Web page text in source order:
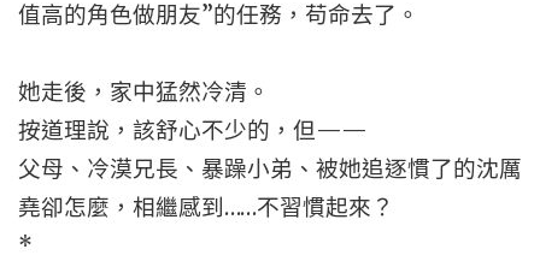
值高的角色做朋友”的任務，苟命去了。
她走後，家中猛然冷清。
按道理說，該舒心不少的，但——
父母、冷漠兄長、暴躁小弟、被她追逐慣了的沈厲
堯卻怎麼，相繼感到……不習慣起來？
*